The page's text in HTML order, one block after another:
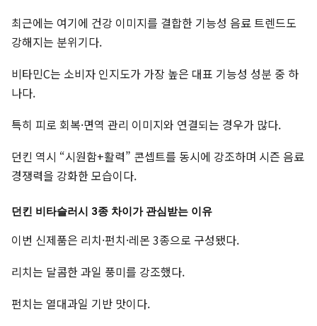
최근에는 여기에 건강 이미지를 결합한 기능성 음료 트렌드도
강해지는 분위기다.
비타민C는 소비자 인지도가 가장 높은 대표 기능성 성분 중 하
나다.
특히 피로 회복·면역 관리 이미지와 연결되는 경우가 많다.
던킨 역시 “시원함+활력” 콘셉트를 동시에 강조하며 시즌 음료
경쟁력을 강화한 모습이다.
던킨 비타슬러시 3종 차이가 관심받는 이유
이번 신제품은 리치·펀치·레몬 3종으로 구성됐다.
리치는 달콤한 과일 풍미를 강조했다.
펀치는 열대과일 기반 맛이다.